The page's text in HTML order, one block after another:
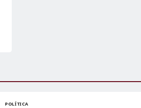
POLÍTICA